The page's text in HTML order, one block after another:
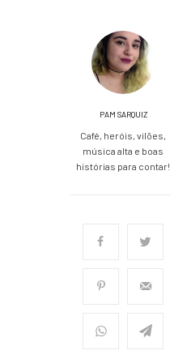
PAM SARQUIZ
Café, heróis, vilões,
música alta e boas
histórias para contar!